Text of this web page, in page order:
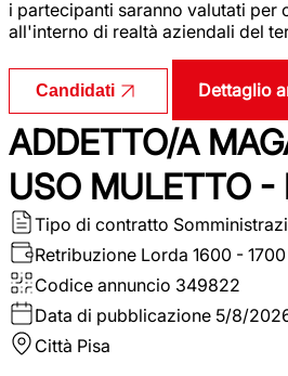
i partecipanti saranno valutati per
all'interno di realtà aziendali del
Candidati Dettaglio
ADDETTO/A
USO MULETTO -
Tipo di contratto
Retribuzione Lorda 1600 -
Codice annuncio 349822
Data di pubblicazione 5/8/
Città Pisa